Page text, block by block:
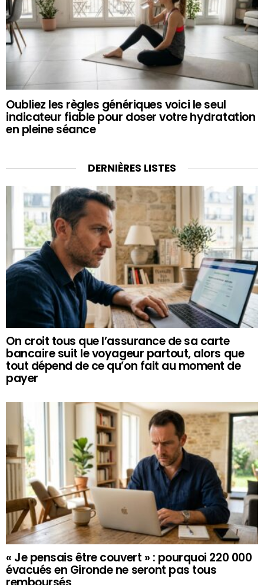
Oubliez les règles génériques voici le seul
indicateur fiable pour doser votre hydratation
en pleine séance
DERNIÈRES LISTES
On croit tous que l’assurance de sa carte
bancaire suit le voyageur partout, alors que
tout dépend de ce qu’on fait au moment de
payer
« Je pensais être couvert » : pourquoi 220 000
évacués en Gironde ne seront pas tous